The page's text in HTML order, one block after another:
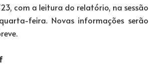
com a leitura do relatório, na sessão
feira. Novas informações serão